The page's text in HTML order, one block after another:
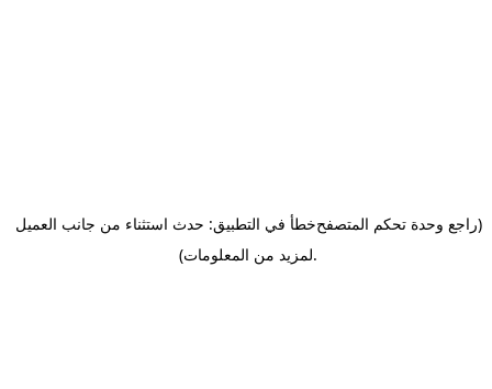
خطأ في التطبيق: حدث استثناء من جانب العميل(راجع وحدة تحكم المتصفح
لمزيد من المعلومات).